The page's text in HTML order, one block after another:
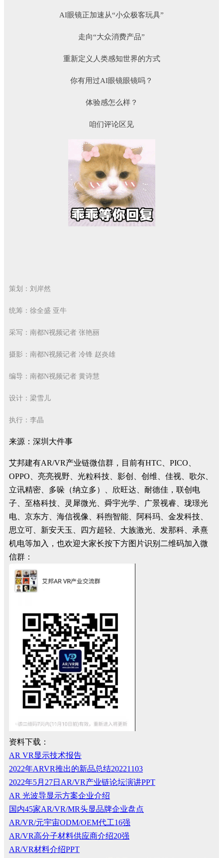
AI眼镜正加速从“小众极客玩具”
走向“大众消费产品”
重新定义人类感知世界的方式
你有用过AI眼镜眼镜吗？
体验感怎么样？
咱们评论区见
策划：刘岸然
统筹：徐全盛 亚牛
采写：南都N视频记者 张艳丽
摄影：南都N视频记者 冷锋 赵炎雄
编导：南都N视频记者 黄诗慧
设计：梁雪儿
执行：李晶
来源：深圳大件事
艾邦建有AR/VR产业链微信群，目前有HTC、PICO、
OPPO、亮亮视野、光粒科技、影创、创维、佳视、歌尔、
立讯精密、多哚（纳立多）、欣旺达、耐德佳，联创电
子、至格科技、灵犀微光、舜宇光学、广景视睿、珑璟光
电、京东方、海信视像、科煦智能、阿科玛、金发科技、
思立可、新安天玉、四方超轻、大族激光、发那科、承熹
机电等加入，也欢迎大家长按下方图片识别二维码加入微
信群：
资料下载：
AR VR显示技术报告
2022年ARVR推出的新品总结20221103
2022年5月27日AR/VR产业链论坛演讲PPT
AR 光波导显示方案企业介绍
国内45家AR/VR/MR头显品牌企业盘点
AR/VR/元宇宙ODM/OEM代工16强
AR/VR高分子材料供应商介绍20强
AR/VR材料介绍PPT